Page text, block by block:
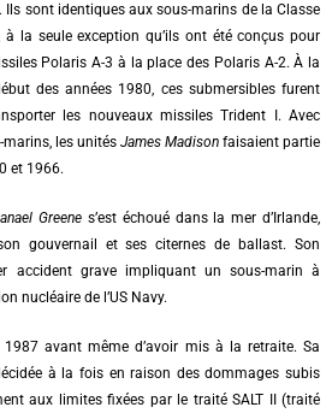
Ils sont identiques aux sous-marins de la Classe
à la seule exception qu’ils ont été conçus pour
Polaris A-3 à la place des Polaris A-2. À la
des années 1980, ces submersibles furent
les nouveaux missiles Trident I. Avec
les unités James Madison faisaient partie
et 1966.
Greene s’est échoué dans la mer d’Irlande,
gouvernail et ses citernes de ballast. Son
accident grave impliquant un sous-marin à
nucléaire de l’US Navy.
avant même d’avoir mis à la retraite. Sa
à la fois en raison des dommages subis
aux limites fixées par le traité SALT II (traité